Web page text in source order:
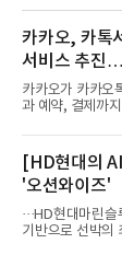
카카오, 카톡
서비스 추진
카카오가 카카오
과 예약, 결제까
행 등으로 적용
축으로 만들겠다
일 열린 2분기 실
즈 성장 재점화
을 것"이라며 이
오는 이날 함께
대비 9% 증가한
[HD현대의
'오션와이즈'
···HD현대마린
기반으로 선박의